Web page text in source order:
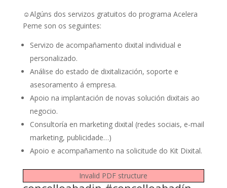
☺Algúns dos servizos gratuitos do programa Acelera
Peme son os seguintes:
Servizo de acompañamento dixital individual e
personalizado.
Análise do estado de dixitalización, soporte e
asesoramento á empresa.
Apoio na implantación de novas solución dixitais ao
negocio.
Consultoría en marketing dixital (redes sociais, e-mail
marketing, publicidade…)
Apoio e acompañamento na solicitude do Kit Dixital.
Invalid PDF structure